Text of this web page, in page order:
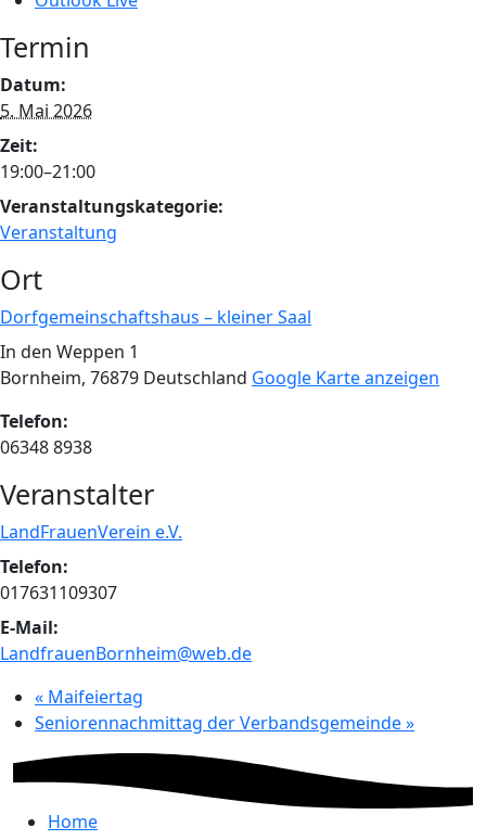
Termin
Datum:
5. Mai 2026
Zeit:
19:00–21:00
Veranstaltungskategorie:
Veranstaltung
Ort
Dorfgemeinschaftshaus – kleiner Saal
In den Weppen 1
Bornheim, 76879 Deutschland Google Karte anzeigen
Telefon:
06348 8938
Veranstalter
LandFrauenVerein e.V.
Telefon:
017631109307
E-Mail:
LandfrauenBornheim@web.de
« Maifeiertag
Seniorennachmittag der Verbandsgemeinde»
Home